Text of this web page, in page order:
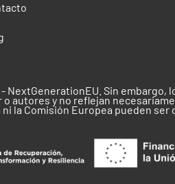
NextGenerationEU. Sin
autores y no reflejan
la Comisión Europea pueden